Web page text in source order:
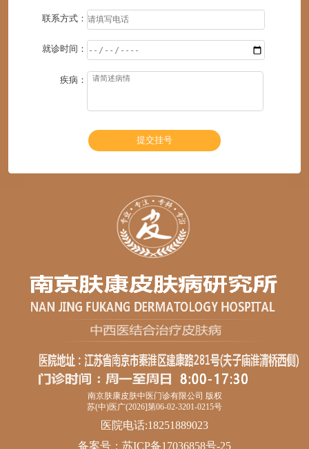
联系方式：
就诊时间：
疾病：
南京肤康皮肤中医门诊有限公司 版权
苏(中)医广(2026]第06-02-3201-0215号
医院电话:18251889023
备案号： 苏ICP备17036858号-25